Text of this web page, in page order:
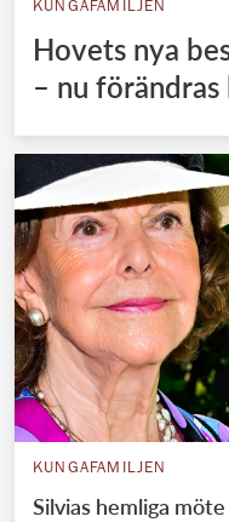
KUNGAFAMILJEN
Hovets nya
– nu
KUNGAFAMILJEN
Silvias hemliga